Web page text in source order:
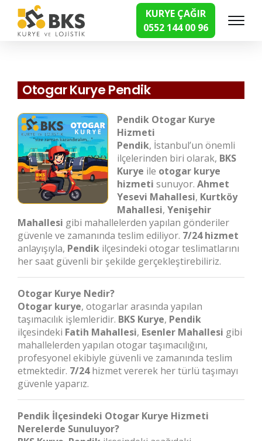
KURYE ÇAĞIR
0552 144 00 96
Hızlı Kurye Hizmetleri
Otogar Kurye Pendik
Pendik Otogar Kurye
Hizmeti
Pendik, İstanbul’un önemli
ilçelerinden biri olarak, BKS
Kurye ile otogar kurye
hizmeti sunuyor.Ahmet
Yesevi Mahallesi, Kurtköy
Mahallesi,Yenişehir
Mahallesi gibi mahallelerden yapılan gönderiler
güvenle ve zamanında teslim ediliyor. 7/24 hizmet
anlayışıyla, Pendik ilçesindeki otogar teslimatlarını
her saat güvenli bir şekilde gerçekleştirebiliriz.
Otogar Kurye Nedir?
Otogar kurye, otogarlar arasında yapılan
taşımacılık işlemleridir. BKS Kurye, Pendik
ilçesindeki Fatih Mahallesi, Esenler Mahallesi gibi
mahallelerden yapılan otogar taşımacılığını,
profesyonel ekibiyle güvenli ve zamanında teslim
etmektedir. 7/24hizmet vererek her türlü taşımayı
güvenle yaparız.
Pendik İlçesindeki Otogar Kurye Hizmeti
Nerelerde Sunuluyor?